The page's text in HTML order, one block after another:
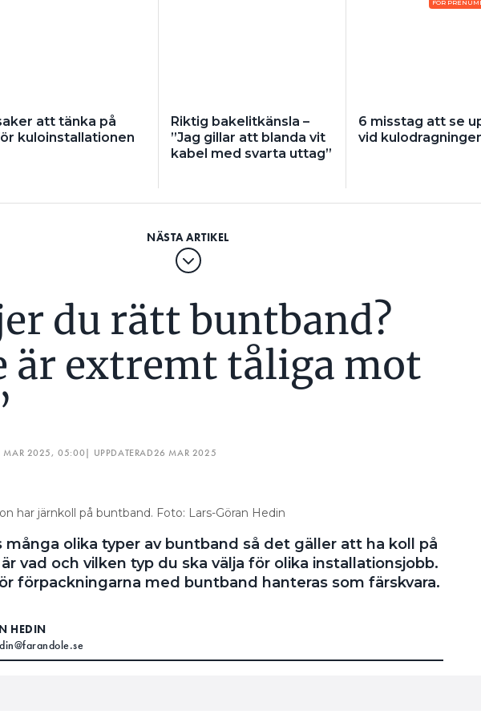
att tänka på
kuloinstallationen
Riktig bakelitkänsla –
”Jag gillar att blanda vit
kabel med svarta uttag”
FÖR
6 misstag att se
vid
du rätt buntband?
är extremt tåliga mot
MAR 2025, 05:00| UPPDATERAD26 MAR 2025
har järnkoll på buntband. Foto: Lars-Göran Hedin
många olika typer av buntband så det gäller att ha koll på
vad och vilken typ du ska välja för olika installationsjobb.
förpackningarna med buntband hanteras som färskvara.
HEDIN